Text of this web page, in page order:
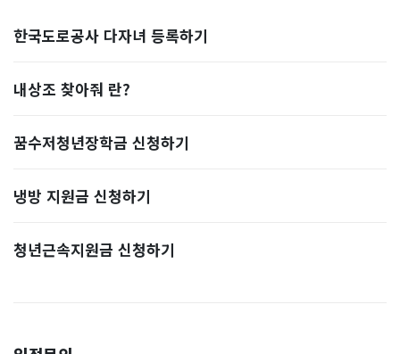
한국도로공사 다자녀 등록하기
내상조 찾아줘 란?
꿈수저청년장학금 신청하기
냉방 지원금 신청하기
청년근속지원금 신청하기